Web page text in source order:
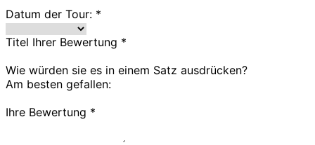
Datum der Tour: *
Titel Ihrer Bewertung *
Wie würden sie es in einem Satz ausdrücken?
Am besten gefallen:
Ihre Bewertung *